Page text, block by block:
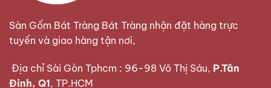
Sàn Gốm Bát Tràng Bát Tràng nhận đặt hàng trực
tuyến và giao hàng tận nơi,
Địa chỉ Sài Gòn Tphcm : 96-98 Võ Thị Sáu, P.Tân
Định, Q1, TP.HCM